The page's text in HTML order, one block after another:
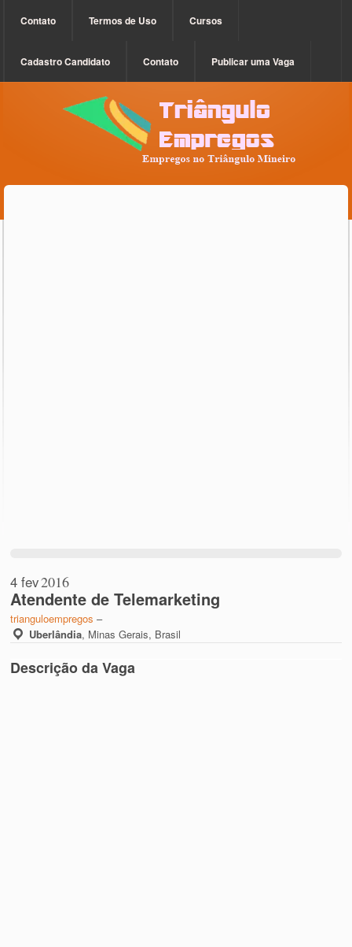
Contato Termos de Uso Cursos
Cadastro Candidato Contato Publicar uma Vaga
4 fev2016
Atendente de Telemarketing
trianguloempregos –
Uberlândia, Minas Gerais, Brasil
Descrição da Vaga